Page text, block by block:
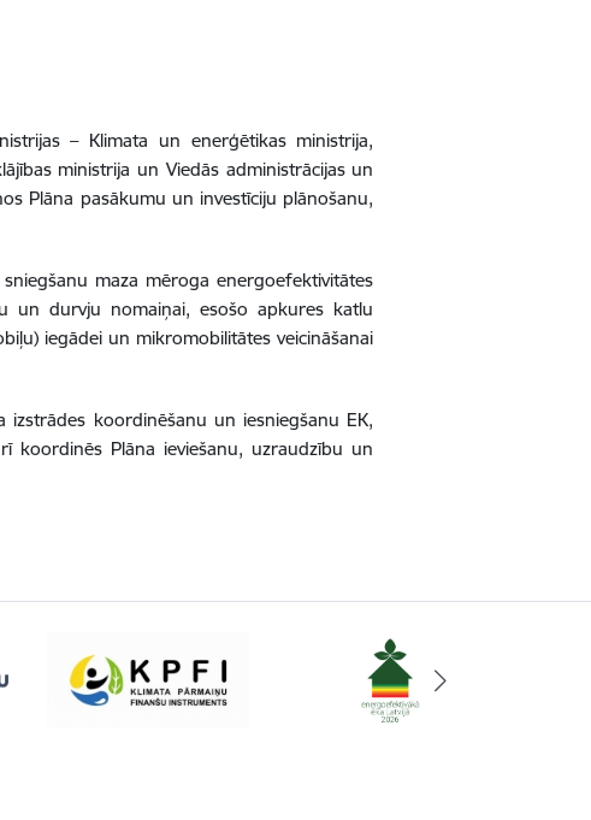
– Klimata un enerģētikas ministrija,
ministrija un Viedās administrācijas un
Plāna pasākumu un investīciju plānošanu,
maza mēroga energoefektivitātes
un durvju nomaiņai, esošo apkures katlu
iegādei un mikromobilitātes veicināšanai
izstrādes koordinēšanu un iesniegšanu EK,
koordinēs Plāna ieviešanu, uzraudzību un